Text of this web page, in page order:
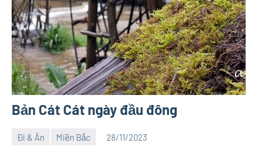
Bản Cát Cát ngày đầu đông
Đi & Ăn Miền Bắc 28/11/2023